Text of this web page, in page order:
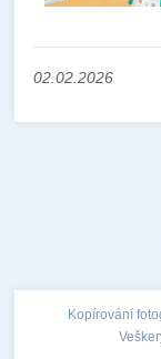
02.02.2026
Kopírování